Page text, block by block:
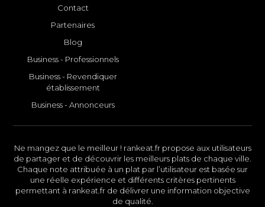
Contact
Partenaires
Blog
Business - Professionnels
Business - Revendiquer
établissement
Business - Annonceurs
Ne mangez que le meilleur ! rankeat.fr propose aux utilisateurs
de partager et de découvrir les meilleurs plats de chaque ville.
Chaque note attribuée à un plat par l’utilisateur est basée sur
une réelle expérience et différents critères pertinents
permettant à rankeat.fr de délivrer une information objective
de qualité.